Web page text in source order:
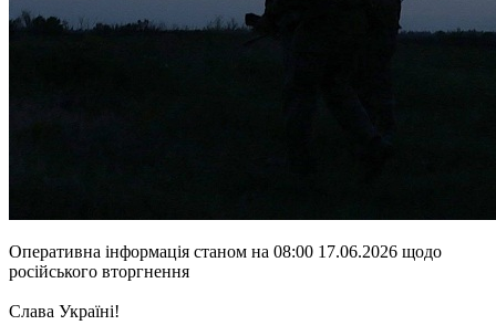
Оперативна інформація станом на 08:00 17.06.2026 щодо
російського вторгнення
Слава Україні!